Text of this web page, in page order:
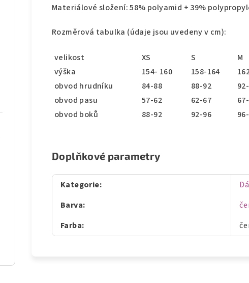
Materiálové složení: 58% polyamid + 39%
Rozměrová tabulka (údaje jsou uvedeny v cm):
velikost XS S M
výška
154- 160 158-164
obvod hrudníku
84-88 88-92
obvod pasu
57-62 62-67
obvod boků
88-92 92-96
Doplňkové parametry
Kategorie:
Barva:
Farba: